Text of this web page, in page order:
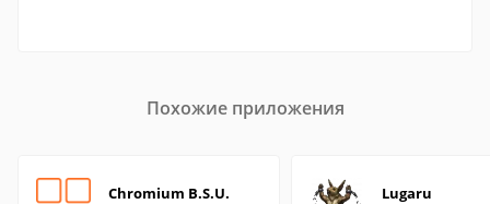
Похожие приложения
Chromium B.S.U. Lugaru